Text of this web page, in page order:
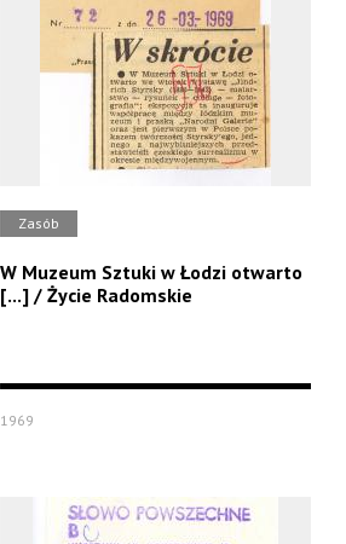
Zasób
W Muzeum Sztuki w Łodzi otwarto
[...] / Życie Radomskie
1969